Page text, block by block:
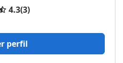
4.3(3)
perfil